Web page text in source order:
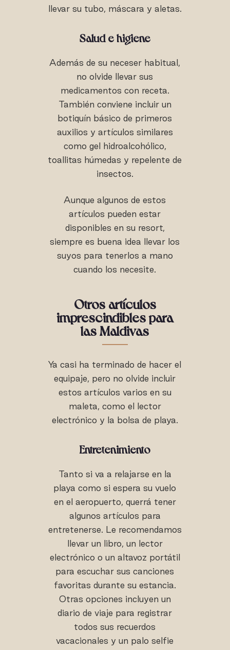
llevar su tubo, máscara y aletas.
Salud e higiene
Además de su neceser habitual,
no olvide llevar sus
medicamentos con receta.
También conviene incluir un
botiquín básico de primeros
auxilios y artículos similares
como gel hidroalcohólico,
toallitas húmedas y repelente de
insectos.
Aunque algunos de estos
artículos pueden estar
disponibles en su resort,
siempre es buena idea llevar los
suyos para tenerlos a mano
cuando los necesite.
Otros artículos
imprescindibles para
las Maldivas
Ya casi ha terminado de hacer el
equipaje, pero no olvide incluir
estos artículos varios en su
maleta, como el lector
electrónico y la bolsa de playa.
Entretenimiento
Tanto si va a relajarse en la
playa como si espera su vuelo
en el aeropuerto, querrá tener
algunos artículos para
entretenerse. Le recomendamos
llevar un libro, un lector
electrónico o un altavoz portátil
para escuchar sus canciones
favoritas durante su estancia.
Otras opciones incluyen un
diario de viaje para registrar
todos sus recuerdos
vacacionales y un palo selfie